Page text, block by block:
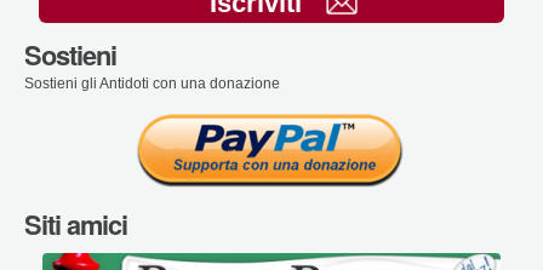
Sostieni
Sostieni gli Antidoti con una donazione
Siti amici